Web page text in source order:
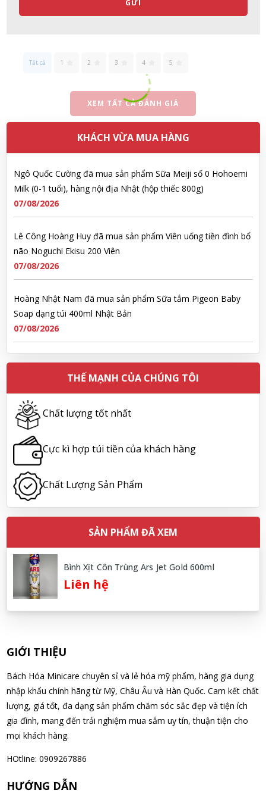
GỬI
Tất cả 1 2 3 4 5
XEM TẤT CẢ ĐÁNH GIÁ
KHÁCH VỪA MUA HÀNG
07/08/2026
Noguchi Ekisu 200 Viên
Thạch Quốc Lâm đã mua sản phẩm Sữa Meiji số 0 Hohoemi
Ngô Quốc Cường đã mua sản phẩm Sữa Meiji số 0 Hohoemi
Milk (0-1 tuổi), hàng nội địa Nhật (hộp thiếc 800g)
07/08/2026
Lê Công Hoàng Huy đã mua sản phẩm Viên uống tiền đình bổ
não Noguchi Ekisu 200 Viên
07/08/2026
Hoàng Nhật Nam đã mua sản phẩm Sữa tắm Pigeon Baby
Soap dạng túi 400ml Nhật Bản
07/08/2026
Nguyễn Nhật Quang đã mua sản phẩm Sữa tắm Pigeon Baby
Soap dạng túi 400ml Nhật Bản
07/08/2026
Võ Thị Thanh Tươi đã mua sản phẩm Men Vi Sinh BioGaia
Nhật Bản lọ 5ml cho trẻ Sơ Sinh
07/08/2026
Đặng Hòa Khánh Yên đã mua sản phẩm Men Vi Sinh BioGaia
Nhật Bản lọ 5ml cho trẻ Sơ Sinh
07/08/2026
Nguyễn Văn Cảnh đã mua sản phẩm Sữa Meiji số 0 Hohoemi
Milk (0-1 tuổi), hàng nội địa Nhật (hộp thiếc 800g)
07/08/2026
Nguyễn Anh Khương đã mua sản phẩm Viên uống tiền đình bổ
Võ Huỳnh Lanh đã mua sản phẩm Viên uống tiền đình bổ não
Noguchi Ekisu 200 Viên
07/08/2026
Thạch Quốc Lâm đã mua sản phẩm Sữa Meiji số 0 Hohoemi
THẾ MẠNH CỦA CHÚNG TÔI
Chất lượng tốt nhất
Cực kì hợp túi tiền của khách hàng
Chất Lượng Sản Phẩm
SẢN PHẨM ĐÃ XEM
Bình Xịt Côn Trùng Ars Jet Gold 600ml
Liên hệ
GIỚI THIỆU
Bách Hóa Minicare chuyên sỉ và lẻ hóa mỹ phẩm, hàng gia dụng
nhập khẩu chính hãng từ Mỹ, Châu Âu và Hàn Quốc. Cam kết chất
lượng, giá tốt, đa dạng sản phẩm chăm sóc sắc đẹp và tiện ích
gia đình, mang đến trải nghiệm mua sắm uy tín, thuận tiện cho
mọi khách hàng.
HOtline: 0909267886
HƯỚNG DẪN